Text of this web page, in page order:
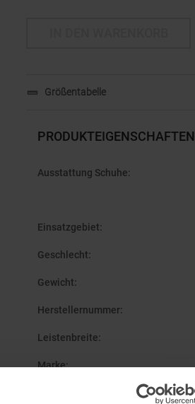
Größentabelle
PRODUKTEIGENSCHAFTEN
Ausstattung Schuhe:
Einsatzgebiet:
Geschlecht:
Gewicht:
Herstellernummer:
Leistenbreite:
Marke: